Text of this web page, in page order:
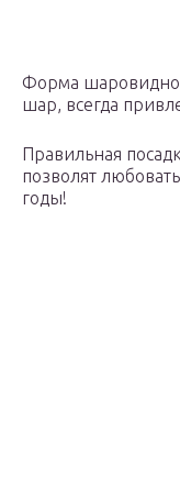
Форма
шар, всегда
Правильная
позволят
годы!